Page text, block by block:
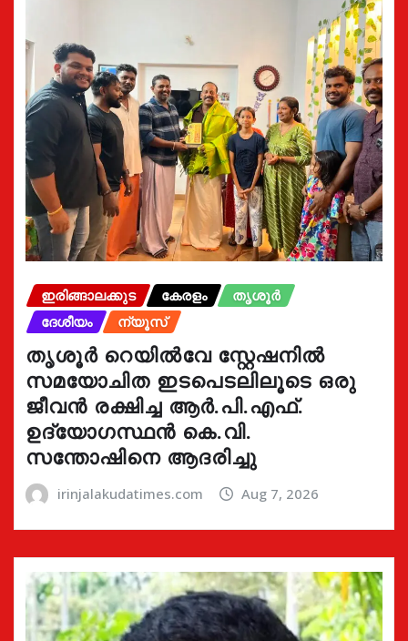
ഇരിങ്ങാലക്കുട കേരളം
തൃശൂർ
ദേശീയം
ന്യൂസ്
തൃശൂർ റെയിൽവേ സ്റ്റേഷനിൽ
സമയോചിത ഇടപെടലിലൂടെ ഒരു
ജീവൻ രക്ഷിച്ച ആർ.പി.എഫ്.
ഉദ്യോഗസ്ഥൻ കെ.വി.
സന്തോഷിനെ ആദരിച്ചു
irinjalakudatimes.com Aug 7, 2026